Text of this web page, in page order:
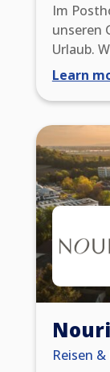
Im
unseren
Urlaub.
wieder
Kulinarik
Natur.
Learn
Nouri
Reisen